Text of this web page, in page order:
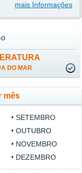
mais Informações
DO MAR
mês
SETEMBRO
OUTUBRO
NOVEMBRO
DEZEMBRO